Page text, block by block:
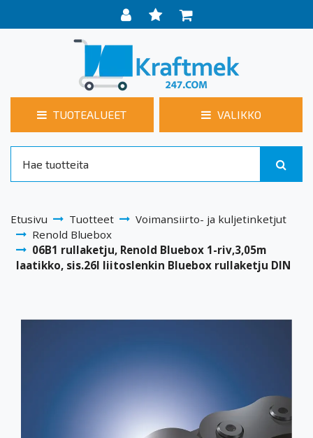
TUOTEALUEET VALIKKO
Etusivu Tuotteet
Voimansiirto- ja kuljetinketjut
Renold Bluebox
06B1 rullaketju, Renold Bluebox 1-riv,3,05m
laatikko, sis.26I liitoslenkin Bluebox rullaketju DIN